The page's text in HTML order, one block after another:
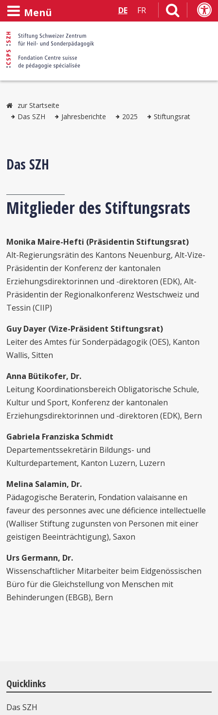
Menü DE FR
zur Startseite
Das SZH
Jahresberichte 2025 Stiftungsrat
Das SZH
Mitglieder des Stiftungsrats
Monika Maire-Hefti (Präsidentin Stiftungsrat)
Alt-Regierungsrätin des Kantons Neuenburg, Alt-Vize-
Präsidentin der Konferenz der kantonalen
Erziehungsdirektorinnen und -direktoren (EDK), Alt-
Präsidentin der Regionalkonferenz Westschweiz und
Tessin (CIIP)
Guy Dayer (Vize-Präsident Stiftungsrat)
Leiter des Amtes für Sonderpädagogik (OES), Kanton
Wallis, Sitten
Anna Bütikofer, Dr.
Leitung Koordinationsbereich Obligatorische Schule,
Kultur und Sport, Konferenz der kantonalen
Erziehungsdirektorinnen und -direktoren (EDK), Bern
Gabriela Franziska Schmidt
Departementssekretärin Bildungs- und
Kulturdepartement, Kanton Luzern, Luzern
Melina Salamin, Dr.
Pädagogische Beraterin, Fondation valaisanne en
faveur des personnes avec une déficience intellectuelle
(Walliser Stiftung zugunsten von Personen mit einer
geistigen Beeinträchtigung), Saxon
Urs Germann, Dr.
Wissenschaftlicher Mitarbeiter beim Eidgenössischen
Büro für die Gleichstellung von Menschen mit
Behinderungen (EBGB), Bern
Quicklinks
Das SZH